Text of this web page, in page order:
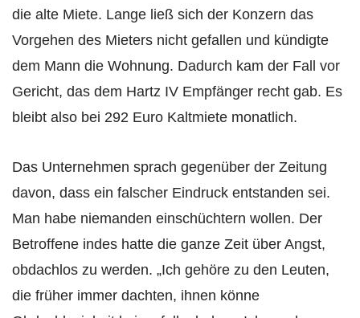
die alte Miete. Lange ließ sich der Konzern das
Vorgehen des Mieters nicht gefallen und kündigte
dem Mann die Wohnung. Dadurch kam der Fall vor
Gericht, das dem Hartz IV Empfänger recht gab. Es
bleibt also bei 292 Euro Kaltmiete monatlich.
Das Unternehmen sprach gegenüber der Zeitung
davon, dass ein falscher Eindruck entstanden sei.
Man habe niemanden einschüchtern wollen. Der
Betroffene indes hatte die ganze Zeit über Angst,
obdachlos zu werden. „Ich gehöre zu den Leuten,
die früher immer dachten, ihnen könne